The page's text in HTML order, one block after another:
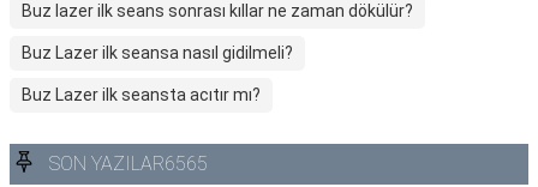
Buz lazer ilk seans sonrası kıllar ne zaman dökülür?
Buz Lazer ilk seansa nasıl gidilmeli?
Buz Lazer ilk seansta acıtır mı?
SON YAZILAR6565